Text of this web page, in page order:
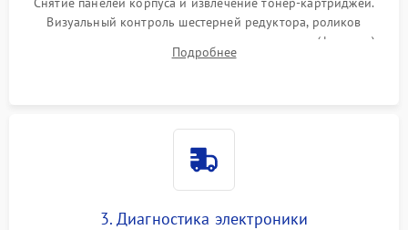
Визуальный контроль шестерней редуктора, роликов
захвата, термопленки и прижимного вала в печи (фьюзере).
Проверка оптики сканера на загрязнения.
Подробнее
3. Диагностика электроники